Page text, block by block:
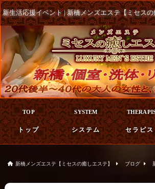
新生活応援イベント | 新橋メンズエステ【ミセス
TOP
トップ
SYSTEM
システム セラピス
新橋メンズエステ【ミセスの癒しエステ】 ブログ